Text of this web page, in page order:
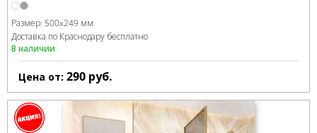
Размер: 500x249 мм
Доставка по Краснодару бесплатно
В наличии
Цена от: 290 руб.